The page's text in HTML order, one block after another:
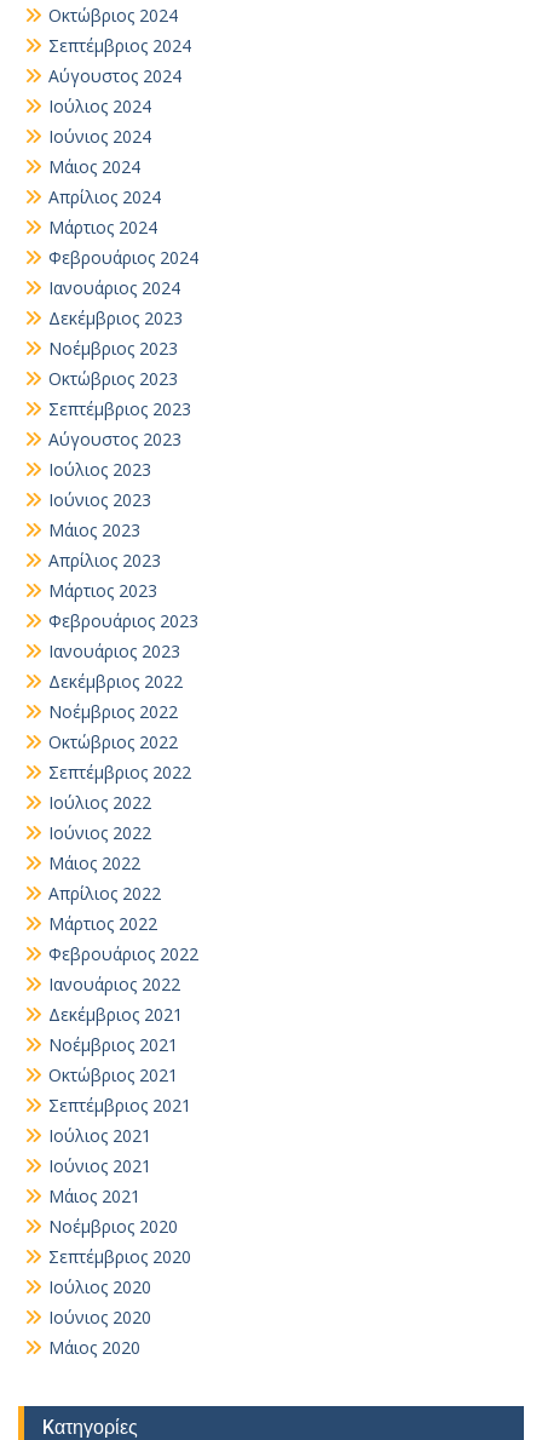
Οκτώβριος 2024
Σεπτέμβριος 2024
Αύγουστος 2024
Ιούλιος 2024
Ιούνιος 2024
Μάιος 2024
Απρίλιος 2024
Μάρτιος 2024
Φεβρουάριος 2024
Ιανουάριος 2024
Δεκέμβριος 2023
Νοέμβριος 2023
Οκτώβριος 2023
Σεπτέμβριος 2023
Αύγουστος 2023
Ιούλιος 2023
Ιούνιος 2023
Μάιος 2023
Απρίλιος 2023
Μάρτιος 2023
Φεβρουάριος 2023
Ιανουάριος 2023
Δεκέμβριος 2022
Νοέμβριος 2022
Οκτώβριος 2022
Σεπτέμβριος 2022
Ιούλιος 2022
Ιούνιος 2022
Μάιος 2022
Απρίλιος 2022
Μάρτιος 2022
Φεβρουάριος 2022
Ιανουάριος 2022
Δεκέμβριος 2021
Νοέμβριος 2021
Οκτώβριος 2021
Σεπτέμβριος 2021
Ιούλιος 2021
Ιούνιος 2021
Μάιος 2021
Νοέμβριος 2020
Σεπτέμβριος 2020
Ιούλιος 2020
Ιούνιος 2020
Μάιος 2020
Kατηγορίες